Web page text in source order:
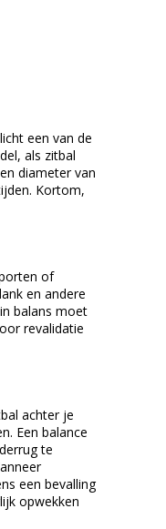
een van de
als zitbal
diameter van
Kortom,
of
en andere
balans moet
revalidatie
achter je
Een balance
te
een bevalling
opwekken